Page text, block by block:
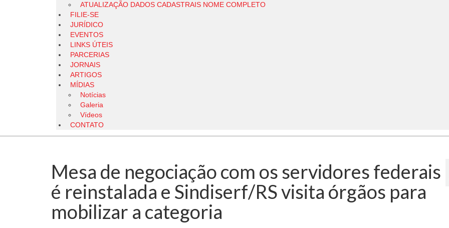
ATUALIZAÇÃO DADOS CADASTRAIS NOME COMPLETO
FILIE-SE
JURÍDICO
EVENTOS
LINKS ÚTEIS
PARCERIAS
JORNAIS
ARTIGOS
MÍDIAS
Notícias
Galeria
Vídeos
CONTATO
Mesa de negociação com os servidores federais
é reinstalada e Sindiserf/RS visita órgãos para
mobilizar a categoria